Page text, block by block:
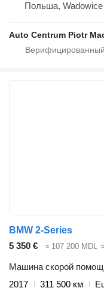
Польша, Wadowice
Auto Centrum Piotr
BMW 2-Series
5 350 €
≈ 107 200 MDL
Машина скорой
2017
311 500 км